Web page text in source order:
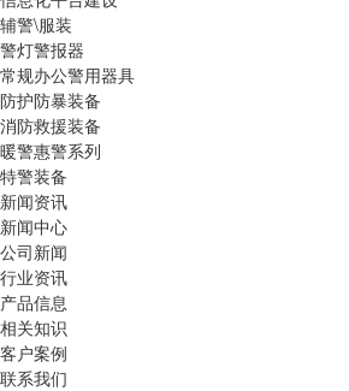
辅警\服装
警灯警报器
常规办公警用器具
防护防暴装备
消防救援装备
暖警惠警系列
特警装备
新闻资讯
新闻中心
公司新闻
行业资讯
产品信息
相关知识
客户案例
联系我们